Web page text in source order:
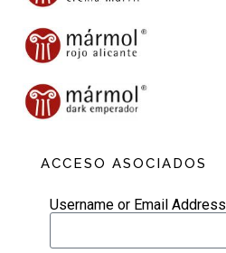
ACCESO ASOCIADOS
Username or Email Address